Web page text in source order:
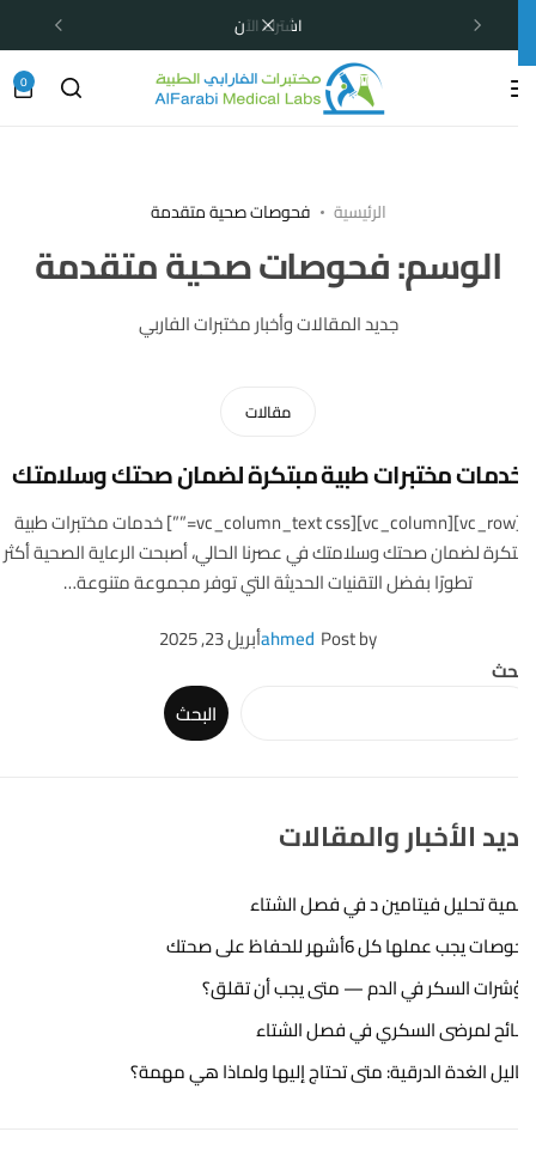
اشترك الآن
الرئيسية فحوصات صحية متقدمة
الوسم:فحوصات صحية متقدمة
جديد المقالات وأخبار مختبرات الفاربي
مقالات
مختبرات طبية مبتكرة لضمان صحتك وسلامتك
[vc_row][vc_column][vc_column_text css=””] خدمات مختبرات طبية
لضمان صحتك وسلامتك في عصرنا الحالي، أصبحت الرعاية الصحية أكثر
تطورًا بفضل التقنيات الحديثة التي توفر مجموعة متنوعة…
Post by
ahmedأبريل 23, 2025
البحث
الأخبار والمقالات
تحليل فيتامين د في فصل الشتاء
يجب عملها كل 6أشهر للحفاظ على صحتك
السكر في الدم — متى يجب أن تقلق؟
لمرضى السكري في فصل الشتاء
الغدة الدرقية: متى تحتاج إليها ولماذا هي مهمة؟